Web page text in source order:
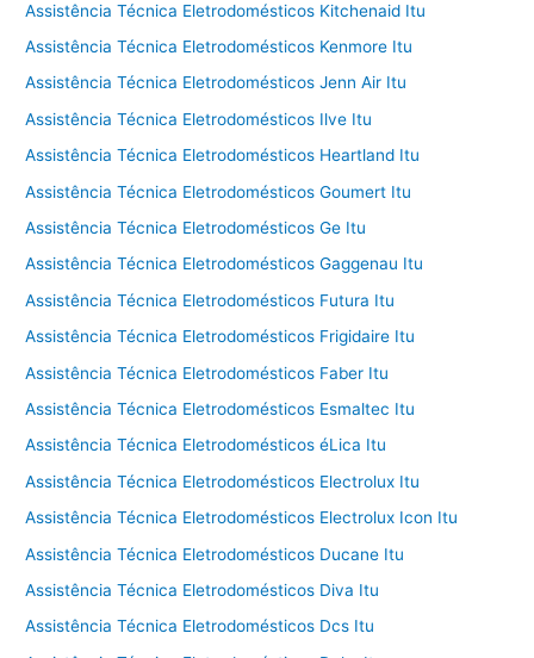
Assistência Técnica Eletrodomésticos Kitchenaid Itu
Assistência Técnica Eletrodomésticos Kenmore Itu
Assistência Técnica Eletrodomésticos Jenn Air Itu
Assistência Técnica Eletrodomésticos Ilve Itu
Assistência Técnica Eletrodomésticos Heartland Itu
Assistência Técnica Eletrodomésticos Goumert Itu
Assistência Técnica Eletrodomésticos Ge Itu
Assistência Técnica Eletrodomésticos Gaggenau Itu
Assistência Técnica Eletrodomésticos Futura Itu
Assistência Técnica Eletrodomésticos Frigidaire Itu
Assistência Técnica Eletrodomésticos Faber Itu
Assistência Técnica Eletrodomésticos Esmaltec Itu
Assistência Técnica Eletrodomésticos éLica Itu
Assistência Técnica Eletrodomésticos Electrolux Itu
Assistência Técnica Eletrodomésticos Electrolux Icon Itu
Assistência Técnica Eletrodomésticos Ducane Itu
Assistência Técnica Eletrodomésticos Diva Itu
Assistência Técnica Eletrodomésticos Dcs Itu